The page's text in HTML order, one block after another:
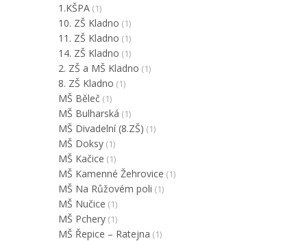
1.KŠPA (1)
10. ZŠ Kladno (1)
11. ZŠ Kladno (1)
14. ZŠ Kladno (1)
2. ZŠ a MŠ Kladno (1)
8. ZŠ Kladno (1)
MŠ Běleč (1)
MŠ Bulharská (1)
MŠ Divadelní (8.ZŠ) (1)
MŠ Doksy (1)
MŠ Kačice (1)
MŠ Kamenné Žehrovice (1)
MŠ Na Růžovém poli (1)
MŠ Nučice (1)
MŠ Pchery (1)
MŠ Řepice – Ratejna (1)